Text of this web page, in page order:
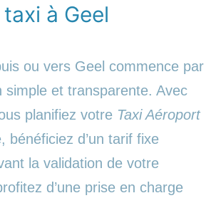
taxi à Geel
ou vers Geel commence par
simple et transparente. Avec
planifiez votre Taxi Aéroport
bénéficiez d’un tarif fixe
la validation de votre
d’une prise en charge